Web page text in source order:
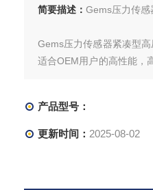
简要描述： Gems压力传
Gems压力传感器紧凑型
适合OEM用户的高性能，
GEMS捷迈传感器工程机
产品型号：
更新时间： 2025-08-02